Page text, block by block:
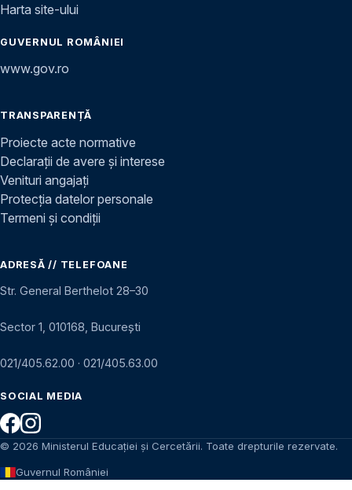
Harta site-ului
GUVERNUL ROMÂNIEI
www.gov.ro
TRANSPARENȚĂ
Proiecte acte normative
Declarații de avere și interese
Venituri angajați
Protecția datelor personale
Termeni și condiții
ADRESĂ // TELEFOANE
Str. General Berthelot 28–30
Sector 1, 010168, București
021/405.62.00 · 021/405.63.00
SOCIAL MEDIA
© 2026 Ministerul Educației și Cercetării. Toate drepturile rezervate.
Guvernul României